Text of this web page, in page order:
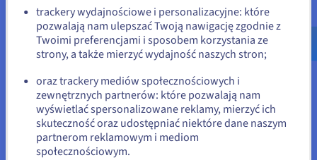
Zaawansowana personalizacja
Zyskaj pełny dostęp root do środowiska n8n. Dzięki temu
zainstalujesz wybrane wersje n8n, dodasz niestandardowe
węzły tworzone przez społeczności użytkowników,
zmodyfikujesz konfigurację serwera i dostosujesz
środowisko do swoich potrzeb w zakresie automatyzacji i
integracji.
Dedykowana wydajność
Go to Stany Zjednoczone website
us.ovhcloud.com/vps Angielski USD - $
lub
Pozostań na bieżącej stronie
Wybierz inną stronę
trackery wydajnościowe i personalizacyjne: które
pozwalają nam ulepszać Twoją nawigację zgodnie z
Twoimi preferencjami i sposobem korzystania ze
strony, a także mierzyć wydajność naszych stron;
oraz trackery mediów społecznościowych i
zewnętrznych partnerów: które pozwalają nam
wyświetlać spersonalizowane reklamy, mierzyć ich
skuteczność oraz udostępniać niektóre dane naszym
partnerom reklamowym i mediom
społecznościowym.